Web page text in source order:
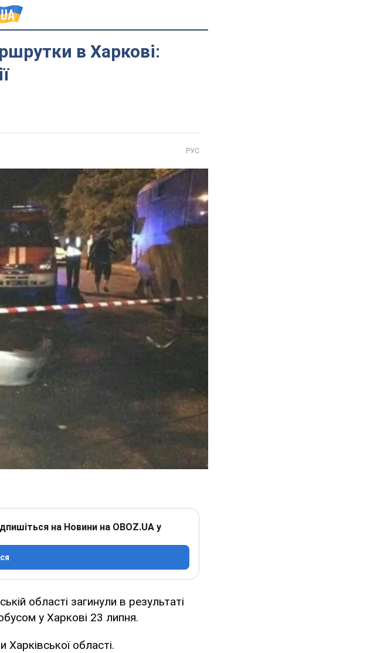
в Харкові:
РУС
на Новини на OBOZ.UA у
області загинули в результаті
у Харкові 23 липня.
області.